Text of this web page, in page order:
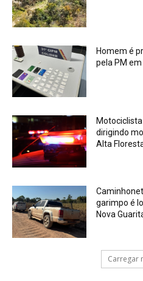
Homem é
pela PM
dirigindo
Alta
garimpo é
Nova
Carregar